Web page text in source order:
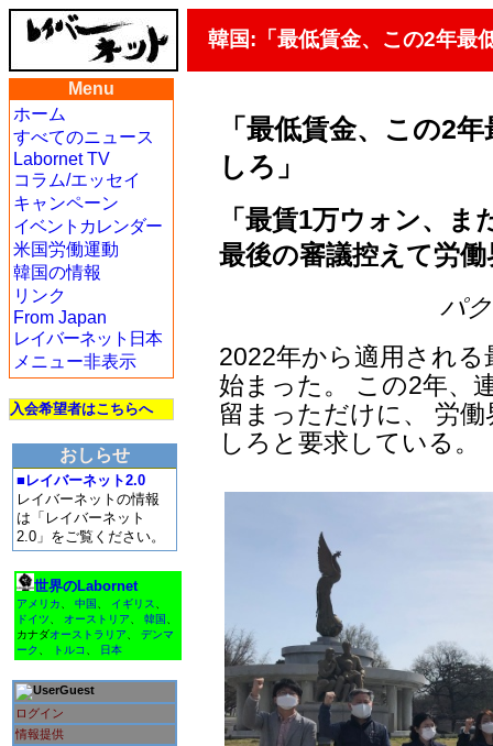
韓国:「最低賃金、この2年最
Menu
ホーム
すべてのニュース
Labornet TV
コラム/エッセイ
キャンペーン
イベントカレンダー
米国労働運動
韓国の情報
リンク
From Japan
レイバーネット日本
メニュー非表示
入会希望者はこちらへ
おしらせ
■レイバーネット2.0
レイバーネットの情報
は「レイバーネット
2.0」をご覧ください。
世界のLabornet
アメリカ 中国 イギリス
ドイツ
オーストリア 韓国
カナダオーストラリア
デンマ
ーク
トルコ 日本
Guest
ログイン
情報提供
「最低賃金、この2
しろ」
「最賃1万ウォン、
最後の審議控えて労
パ
2022年から適用され
始まった。 この2年、
留まっただけに、 労
しろと要求している。